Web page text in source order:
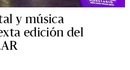
y música
edición del